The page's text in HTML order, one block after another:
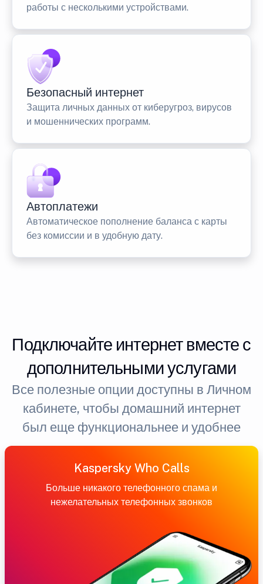
работы с несколькими устройствами.
Безопасный интернет
Защита личных данных от киберугроз, вирусов
и мошеннических программ.
Автоплатежи
Автоматическое пополнение баланса с карты
без комиссии и в удобную дату.
Подключайте интернет вместе с
дополнительными услугами
Все полезные опции доступны в Личном
кабинете, чтобы домашний интернет
был еще функциональнее и удобнее
Kaspersky Who Calls
Больше никакого телефонного спама и
нежелательных телефонных звонков